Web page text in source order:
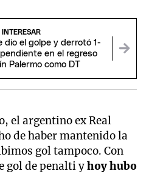
INTERESAR
dio el golpe y derrotó 1-
en el regreso
Palermo como DT
el argentino ex Real
de haber mantenido la
gol tampoco. Con
gol de penalti yhoy hubo